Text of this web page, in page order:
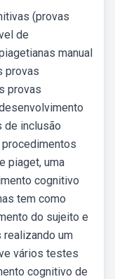
(provas
de
manual
provas
provas
de inclusão
piaget, uma
cognitivo
tem como
do sujeito e
um
vários testes
cognitivo de